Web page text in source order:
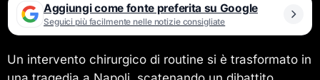
Aggiungi come fonte preferita su Google
Seguici più facilmente nelle notizie consigliate
Un intervento chirurgico di routine si è trasformato in